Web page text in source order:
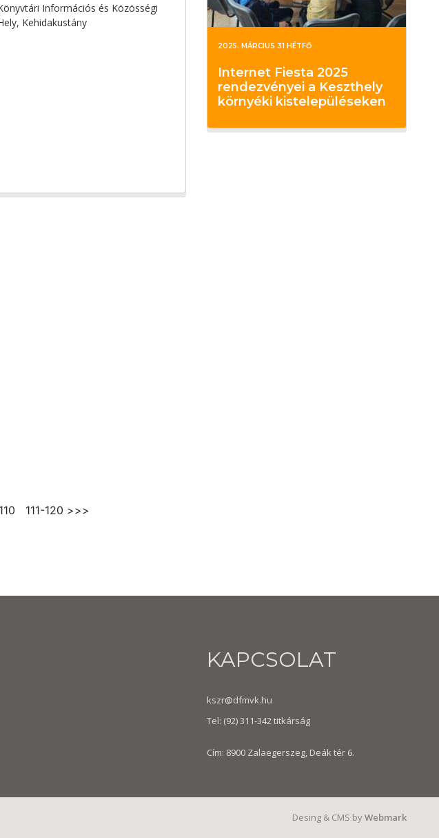
Információs és Közösségi
Kehidakustány
2025. MÁRCIUS 31 HÉTFŐ
Internet Fiesta 2025
rendezvényei a Keszthely
környéki kistelepüléseken
111-120 >>>
KAPCSOLAT
kszr@dfmvk.hu
Tel: (92) 311-342titkárság
Cím: 8900 Zalaegerszeg, Deák tér 6.
Desing & CMS byWebmark